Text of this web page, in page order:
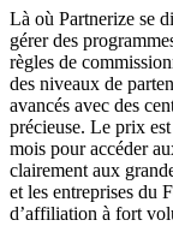
Là où Partnerize se
gérer des
règles de
des niveaux de
avancés avec des
précieuse. Le prix
mois pour accéder
clairement aux
et les entreprises du
d’affiliation à fort